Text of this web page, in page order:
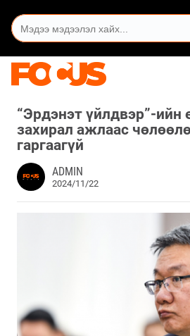
“Эрдэнэт үйлдвэр”-ийн
захирал ажлаас
гаргаагүй
ADMIN
2024/11/22